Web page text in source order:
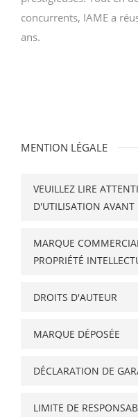
concurrents, IAME a
ans.
MENTION LÉGALE
VEUILLEZ LIRE
D'UTILISATION AVANT
MARQUE
PROPRIÉTÉ
DROITS D'AUTEUR
MARQUE DÉPOSÉE
DÉCLARATION DE
LIMITE DE